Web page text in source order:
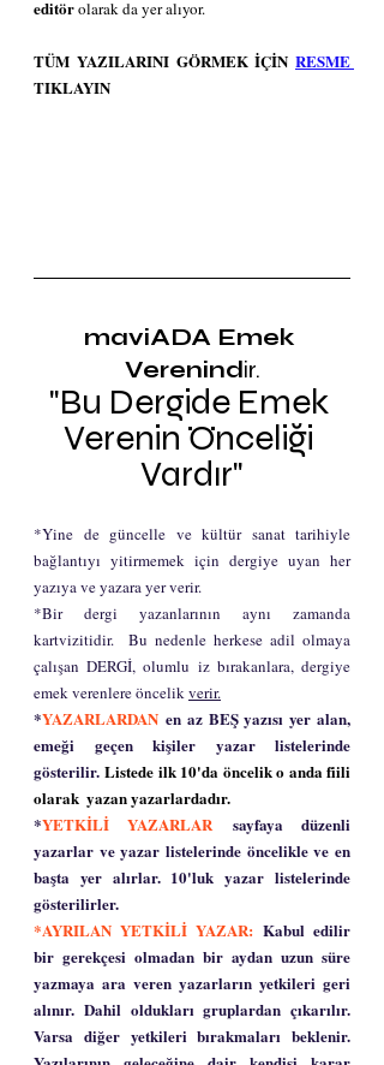
editör olarak da yer alıyor.
TÜM YAZILARINI GÖRMEK İÇİN
TIKLAYIN
maviADA Emek
Verenindir.
"Bu Dergide Emek
Verenin Önceliği
Vardır"
*Yine de güncelle ve kültür sanat tarihiyle
bağlantıyı yitirmemek için dergiye uyan her
yazıya ve yazara yer verir.
*Bir dergi yazanlarının aynı zamanda
kartvizitidir.  Bu nedenle herkese adil olmaya
çalışan DERGİ, olumlu iz bırakanlara, dergiye
emek verenlere öncelik verir.
*YAZARLARDAN en az BEŞ yazısı yer alan,
emeği geçen kişiler yazar listelerinde
gösterilir. Listede ilk 10'da öncelik o anda fiili
olarak  yazan yazarlardadır.
*YETKİLİ YAZARLAR sayfaya düzenli
yazarlar ve yazar listelerinde öncelikle ve en
başta yer alırlar. 10'luk yazar listelerinde
gösterilirler.
*AYRILAN YETKİLİ YAZAR: Kabul edilir
bir gerekçesi olmadan bir aydan uzun süre
yazmaya ara veren yazarların yetkileri geri
alınır. Dahil oldukları gruplardan çıkarılır.
Varsa diğer yetkileri bırakmaları beklenir.